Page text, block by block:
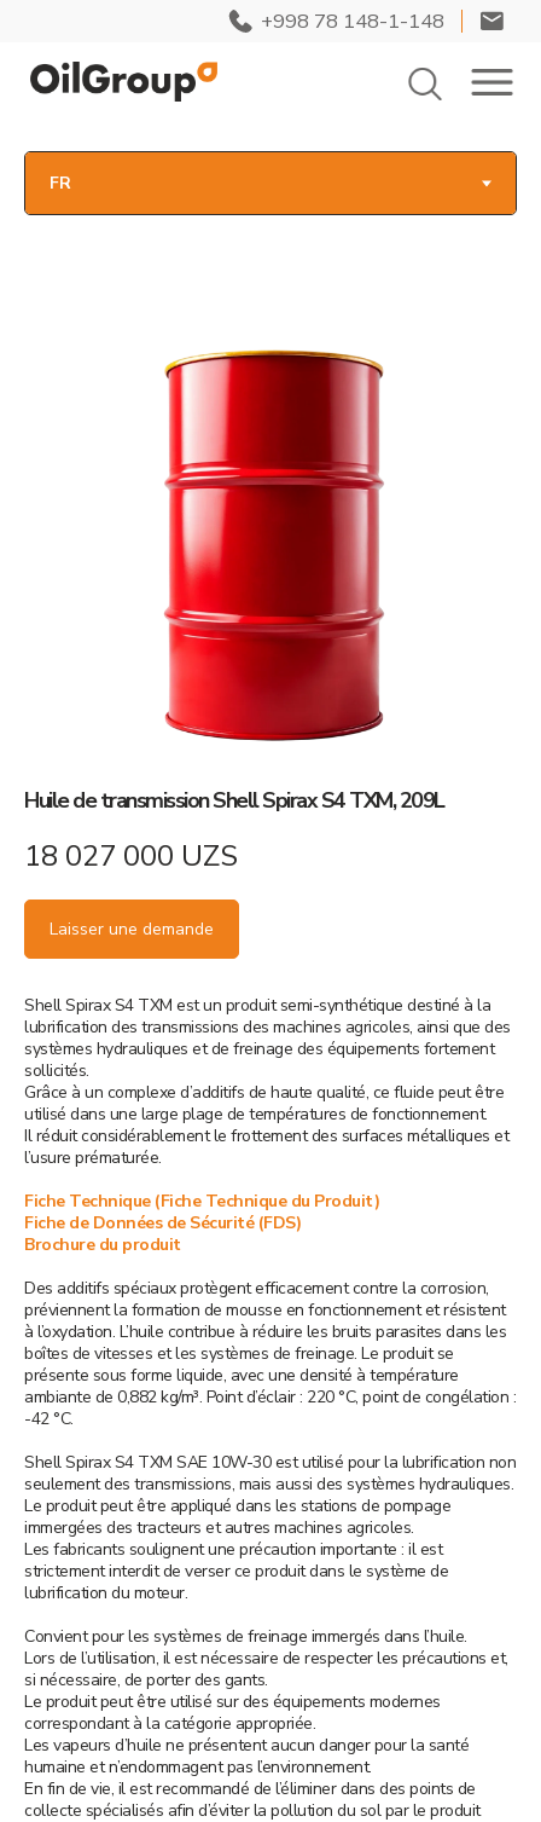
+998 78 148-1-148
Huile de transmission Shell Spirax S4 TXM, 209L
18 027 000 UZS
Laisser une demande
Shell Spirax S4 TXM est un produit semi-synthétique destiné à la
lubrification des transmissions des machines agricoles, ainsi que des
systèmes hydrauliques et de freinage des équipements fortement
sollicités.
Grâce à un complexe d’additifs de haute qualité, ce fluide peut être
utilisé dans une large plage de températures de fonctionnement.
Il réduit considérablement le frottement des surfaces métalliques et
l’usure prématurée.
Fiche Technique (Fiche Technique du Produit)
Fiche de Données de Sécurité (FDS)
Brochure du produit
Des additifs spéciaux protègent efficacement contre la corrosion,
préviennent la formation de mousse en fonctionnement et résistent
à l’oxydation. L’huile contribue à réduire les bruits parasites dans les
boîtes de vitesses et les systèmes de freinage. Le produit se
présente sous forme liquide, avec une densité à température
ambiante de 0,882 kg/m³. Point d’éclair : 220 °C, point de congélation :
-42 °C.
Shell Spirax S4 TXM SAE 10W-30 est utilisé pour la lubrification non
seulement des transmissions, mais aussi des systèmes hydrauliques.
Le produit peut être appliqué dans les stations de pompage
immergées des tracteurs et autres machines agricoles.
Les fabricants soulignent une précaution importante : il est
strictement interdit de verser ce produit dans le système de
lubrification du moteur.
Convient pour les systèmes de freinage immergés dans l’huile.
Lors de l’utilisation, il est nécessaire de respecter les précautions et,
si nécessaire, de porter des gants.
Le produit peut être utilisé sur des équipements modernes
correspondant à la catégorie appropriée.
Les vapeurs d’huile ne présentent aucun danger pour la santé
humaine et n’endommagent pas l’environnement.
En fin de vie, il est recommandé de l’éliminer dans des points de
collecte spécialisés afin d’éviter la pollution du sol par le produit
Laissez votre demande et
nous vous contacterons dans
les plus brefs délais :